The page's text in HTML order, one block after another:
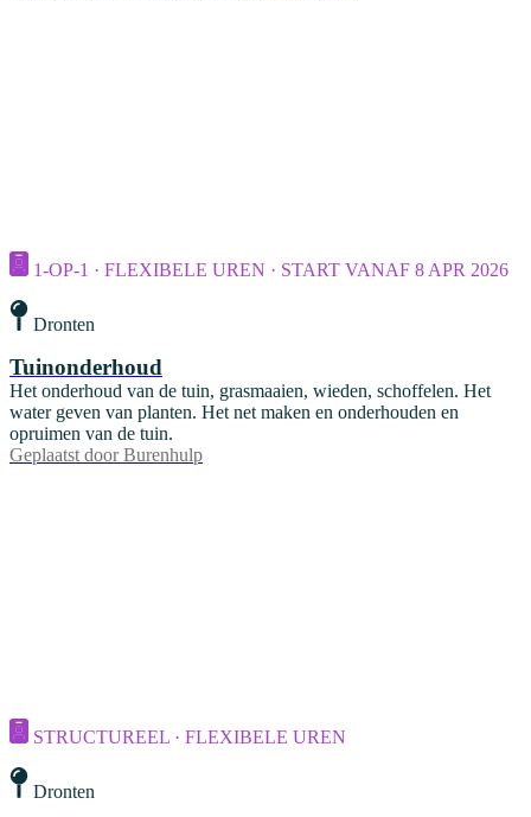
1-OP-1 · FLEXIBELE UREN · START VANAF 8 APR 2026
Dronten
Tuinonderhoud
Het onderhoud van de tuin, grasmaaien, wieden, schoffelen. Het
water geven van planten. Het net maken en onderhouden en
opruimen van de tuin.
Geplaatst door Burenhulp
STRUCTUREEL · FLEXIBELE UREN
Dronten